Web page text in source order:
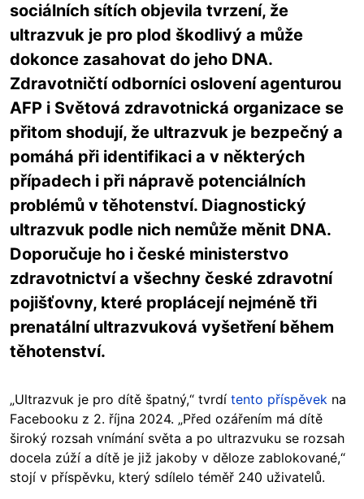
sociálních sítích objevila tvrzení, že
ultrazvuk je pro plod škodlivý a může
dokonce zasahovat do jeho DNA.
Zdravotničtí odborníci oslovení agenturou
AFP i Světová zdravotnická organizace se
přitom shodují, že ultrazvuk je bezpečný a
pomáhá při identifikaci a v některých
případech i při nápravě potenciálních
problémů v těhotenství. Diagnostický
ultrazvuk podle nich nemůže měnit DNA.
Doporučuje ho i české ministerstvo
zdravotnictví a všechny české zdravotní
pojišťovny, které proplácejí nejméně tři
prenatální ultrazvuková vyšetření během
těhotenství.
„Ultrazvuk je pro dítě špatný,“ tvrdí tento příspěvek na
Facebooku z 2. října 2024. „Před ozářením má dítě
široký rozsah vnímání světa a po ultrazvuku se rozsah
docela zúží a dítě je již jakoby v děloze zablokované,“
stojí v příspěvku, který sdílelo téměř 240 uživatelů.